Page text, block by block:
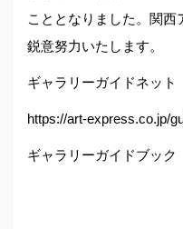
こととなりました。関西
鋭意努力いたします。
ギャラリーガイドネット
https://art-express.co.jp/
ギャラリーガイドブック